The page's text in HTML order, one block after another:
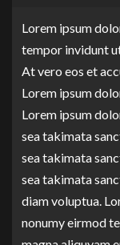
Lorem ipsum
tempor invidunt
At vero eos et
Lorem ipsum
Lorem ipsum
sea takimata
sea takimata
sea takimata
diam voluptua.
nonumy eirmod